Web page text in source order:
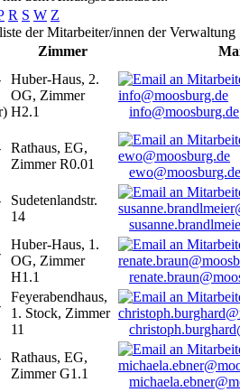
R S W Z
der Mitarbeiter/innen der Verwaltung
Zimmer
Huber-Haus, 2.
OG, Zimmer
H2.1
info@moosburg.de
Rathaus, EG,
Zimmer R0.01
ewo@moosburg.de
Sudetenlandstr.
14
Huber-Haus, 1.
OG, Zimmer
H1.1
Feyerabendhaus,
1. Stock, Zimmer
11
Rathaus, EG,
Zimmer G1.1